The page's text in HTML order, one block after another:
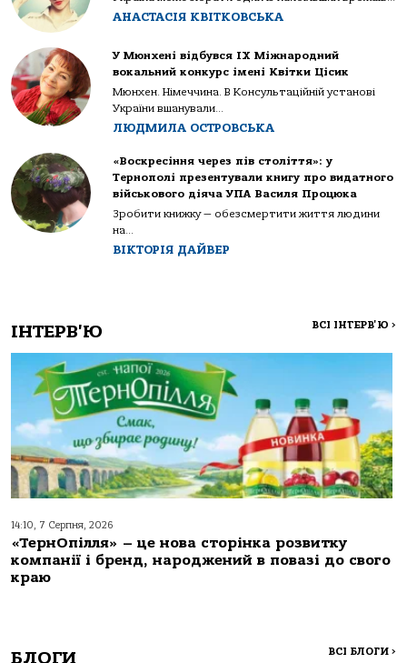
АНАСТАСІЯ КВІТКОВСЬКА
У Мюнхені відбувся IX Міжнародний
вокальний конкурс імені Квітки Цісик
Мюнхен. Німеччина. В Консультаційній установі
України вшанували...
ЛЮДМИЛА ОСТРОВСЬКА
«Воскресіння через пів століття»: у
Тернополі презентували книгу про видатного
військового діяча УПА Василя Процюка
Зробити книжку — обезсмертити життя людини
на...
ВІКТОРІЯ ДАЙВЕР
ІНТЕРВ'Ю ВСІ ІНТЕРВ'Ю >
14:10, 7 Серпня, 2026
«ТернОпілля» – це нова сторінка розвитку
компанії і бренд, народжений в повазі до свого
краю
БЛОГИ ВСІ БЛОГИ >